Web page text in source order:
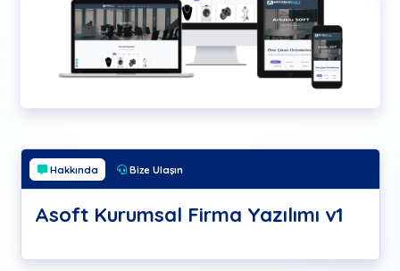
Hakkında Bize Ulaşın
Asoft Kurumsal Firma Yazılımı v1